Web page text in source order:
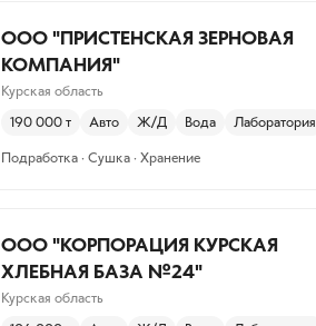
ООО "ПРИСТЕНСКАЯ ЗЕРНОВАЯ
КОМПАНИЯ"
Курская область
190 000 т Авто Ж/Д Вода Лаборатория
Подработка · Сушка · Хранение
ООО "КОРПОРАЦИЯ КУРСКАЯ
ХЛЕБНАЯ БАЗА №24"
Курская область